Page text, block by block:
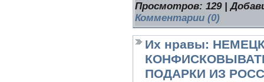
Просмотров: 129 |
Комментарии (0)
Их нравы:
ПОДАРКИ ИЗ